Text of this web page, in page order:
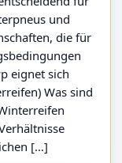
und
die für
eignet sich
Was sind
[…]